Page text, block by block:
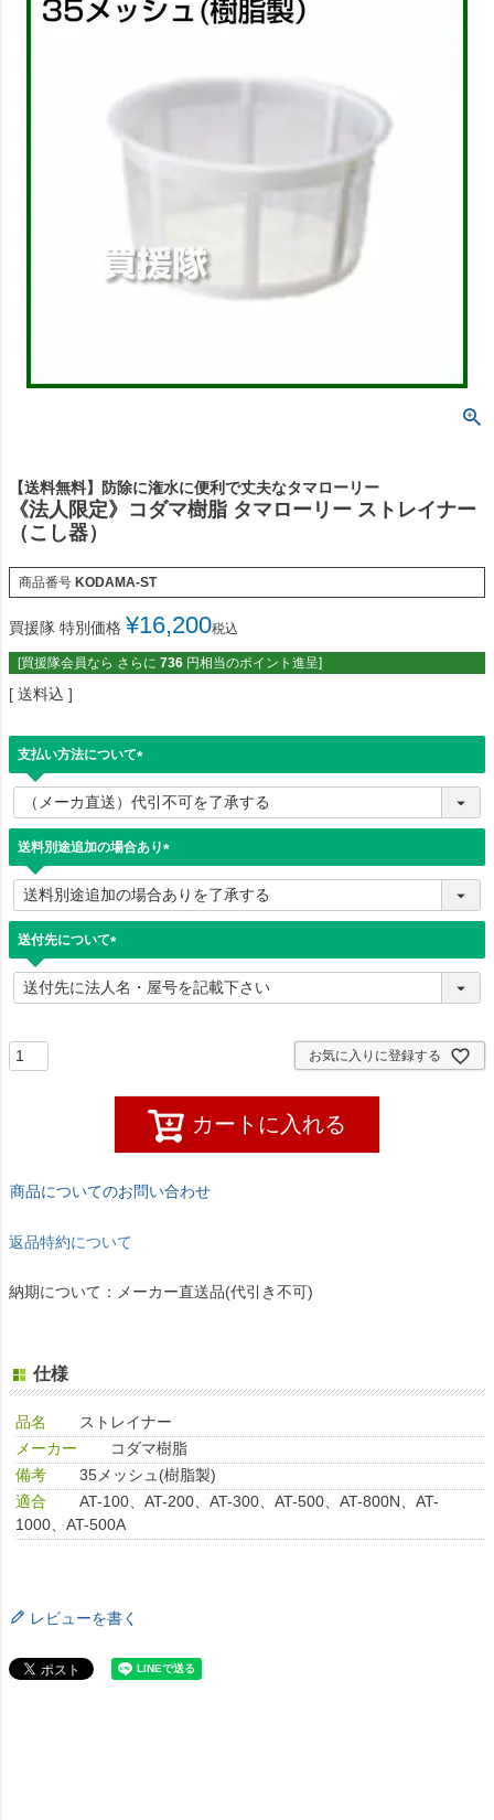
【送料無料】防除に潅水に便利で丈夫なタマローリー
《法人限定》コダマ樹脂 タマローリー ストレイナー
（こし器）
商品番号 KODAMA-ST
買援隊 特別価格 ¥16,200税込
[買援隊会員なら さらに 736 円相当のポイント進呈]
送料込
支払い方法について
必
須
送料別途追加の場合あり
必
須
送付先について
必
須
お気に入りに登録する
カートに入れる
商品についてのお問い合わせ
返品特約について
納期について：メーカー直送品(代引き不可)
仕様
品名
ストレイナー
メーカー
コダマ樹脂
備考
35メッシュ(樹脂製)
適合
AT-100、AT-200、AT-300、AT-500、AT-800N、AT-
1000、AT-500A
レビューを書く